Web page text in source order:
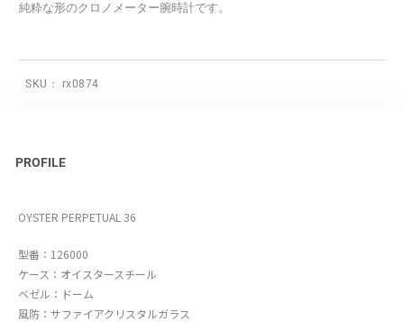
純粋な形のクロノメーター腕時計です。
SKU： rx0874
PROFILE
OYSTER PERPETUAL 36
型番：126000
ケース：オイスタースチール
ベゼル：ドーム
風防：サファイアクリスタルガラス